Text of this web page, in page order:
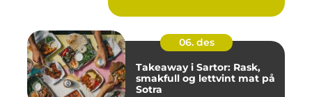
06. des
Takeaway i Sartor: Rask,
smakfull og lettvint mat på
Sotra